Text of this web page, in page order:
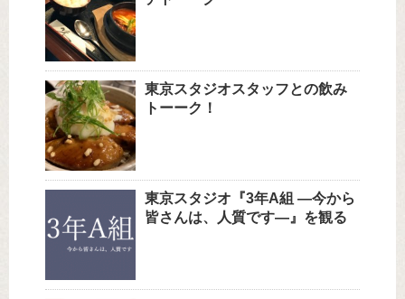
東京スタジオスタッフとの飲み
トーーク！
東京スタジオ『3年A組 ―今から
皆さんは、人質です―』を観る